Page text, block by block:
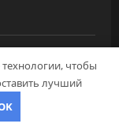
чтобы
лучший